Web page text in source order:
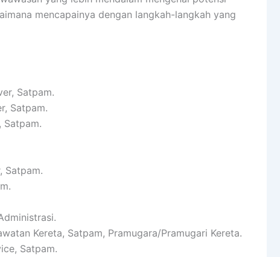
mencapainya dengan langkah-langkah yang
Satpam.
Satpam.
Satpam.
Satpam.
Kereta, Satpam, Pramugara/Pramugari Kereta.
Satpam.